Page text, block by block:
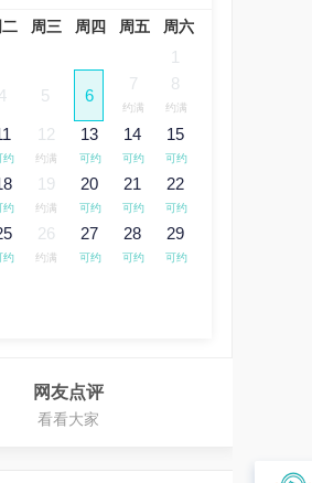
周三 周四 周五 周六
1
4 5 6
7
约满
8
约满
约
12
约满
13
可约
14
可约
15
可约
约
19
约满
20
可约
21
可约
22
可约
约
26
约满
27
可约
28
可约
29
可约
网友点评
看看大家